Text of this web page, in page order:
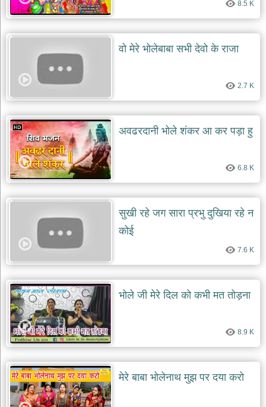
दयाल
भजन
lal
शनि
देव
भजन
dev
bhajans
आज
का
भजन
bhajan
of
day
जोड़ें
add
bhajans
8.5 K
वो मेरे भोलेबाबा सभी देवो के राजा
2.7 K
अवढरदानी भोले शंकर आ कर पड़ा हु
6.8 K
सुखी रहे जग सारा प्रभु दुखिया रहे न
कोई
7.6 K
भोले जी मेरे दिल को कभी मत तोड़ना
8.9 K
मेरे बाबा भोलेनाथ मुझ पर दया करो